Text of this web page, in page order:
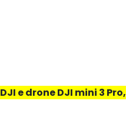
DJI e droneDJI mini 3 Pro,